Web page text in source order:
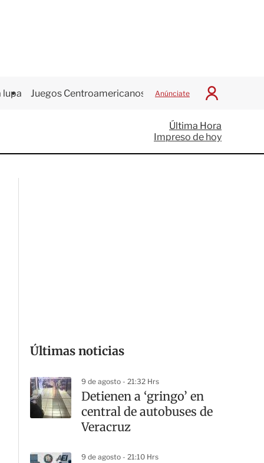
lupa Juegos Centroamericanos Anúnciate
I
c
i
a
Última Hora
Impreso de hoy
Últimas noticias
9 de agosto - 21:32 Hrs
Detienen a ‘gringo’ en
central de autobuses de
Veracruz
9 de agosto - 21:10 Hrs